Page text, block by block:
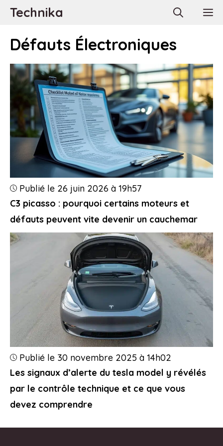
AllerTechnika
Défauts Électroniques
C3 picasso : pourquoi certains moteurs et
défauts peuvent vite devenir un cauchemar
Publié le 26 juin 2026 à 19h57
Les signaux d’alerte du tesla model y révélés
par le contrôle technique et ce que vous
devez comprendre
Publié le 30 novembre 2025 à 14h02